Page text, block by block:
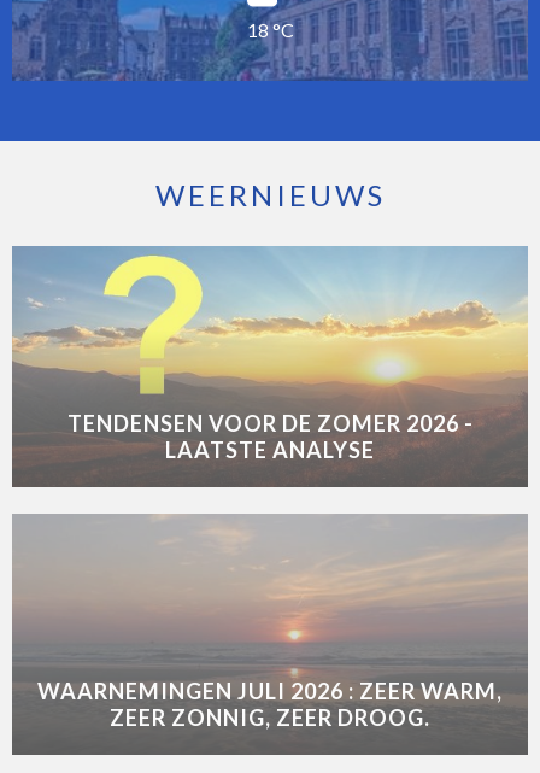
18 °C
WEERNIEUWS
TENDENSEN VOOR DE ZOMER 2026 -
LAATSTE ANALYSE
WAARNEMINGEN JULI 2026 : ZEER WARM,
ZEER ZONNIG, ZEER DROOG.